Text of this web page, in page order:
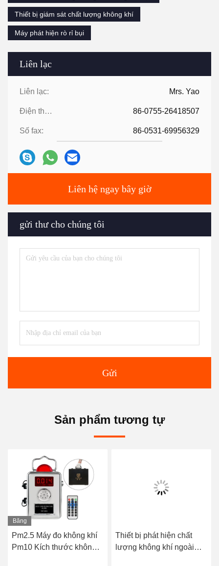
Liên lạc
Liên lạc: Mrs. Yao
Điện thoại: 86-0755-26418507
Số fax: 86-0531-69956329
Liên hệ ngay bây giờ
gửi thư cho chúng tôi
Gửi
Thiết bị giám sát chất lượng không khí
Máy phát hiện rò rỉ bụi
Sản phẩm tương tự
Băng
hình
Pm2.5 Máy đo không khí
Pm10 Kích thước không
Thiết bị phát hiện chất
lượng không khí ngoài